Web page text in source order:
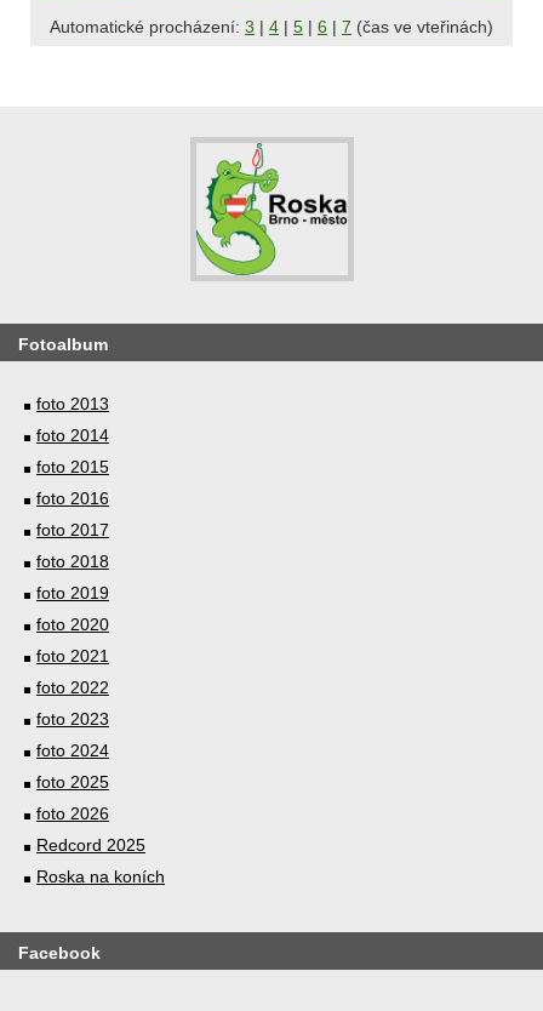
Automatické procházení: 3 | 4 | 5 | 6 | 7 (čas ve vteřinách)
Fotoalbum
foto 2013
foto 2014
foto 2015
foto 2016
foto 2017
foto 2018
foto 2019
foto 2020
foto 2021
foto 2022
foto 2023
foto 2024
foto 2025
foto 2026
Redcord 2025
Roska na koních
Facebook